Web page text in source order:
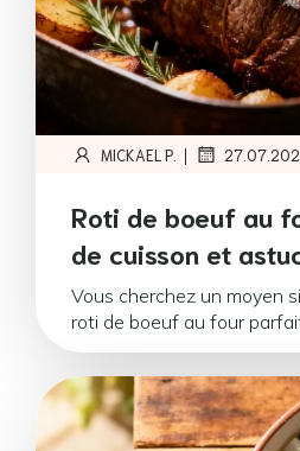
MICKAEL P. |
Roti de boeuf au
de cuisson et
Vous cherchez un moyen
roti de boeuf au four